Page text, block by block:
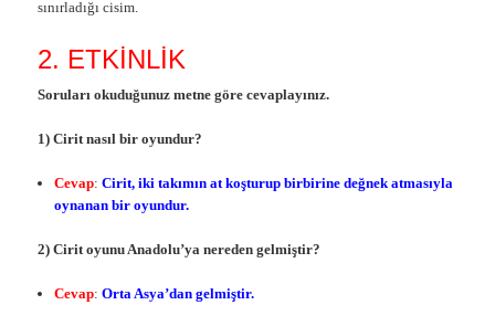
sınırladığı cisim.
2. ETKİNLİK
Soruları okuduğunuz metne göre cevaplayınız.
1) Cirit nasıl bir oyundur?
Cevap: Cirit, iki takımın at koşturup birbirine değnek atmasıyla
oynanan bir oyundur.
2) Cirit oyunu Anadolu’ya nereden gelmiştir?
Cevap:Orta Asya’dan gelmiştir.